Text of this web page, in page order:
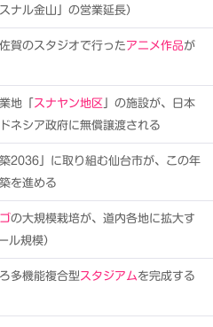
ナル金山」の営業延長）
賀のスタジオで行ったアニメ作品が
地「 スナヤン地区 」の施設が、日本
ネシア政府に無償譲渡される
2036」に取り組む仙台市が、この年
を進める
の大規模栽培が、道内各地に拡大す
ル規模）
多機能複合型スタジアムを完成する